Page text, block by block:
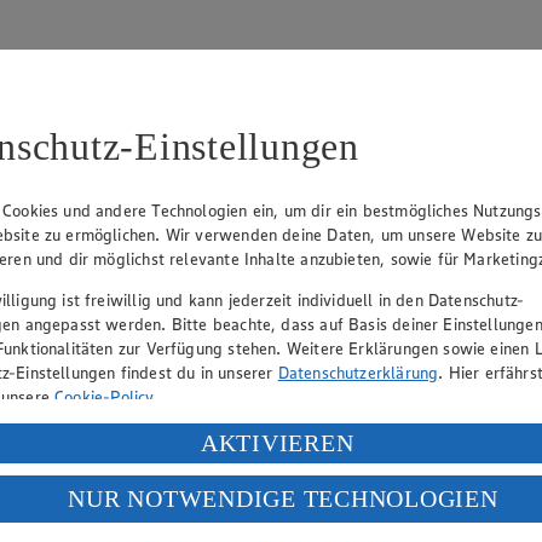
Fickert (Vorstandsmitglied), Jürgen Mäder
gewährt Ihnen jedoch das Recht, den auf dieser Website
und Vervielfältigung von Bildmaterial oder Grafiken aus
verantwortlich. Firma und Anschriften unserer
hin, dass wir nicht an einem Streitbeilegungsverfahren vor einer
Einstellungen
und andere Technologien ein, um dir ein bestmögliches
zu ermöglichen. Wir verwenden deine Daten, um unsere Website zu
und dir möglichst relevante Inhalte anzubieten, sowie für
ist freiwillig und kann jederzeit individuell in den Datenschutz-
angepasst werden. Bitte beachte, dass auf Basis deiner
zur Verfügung stehen. Weitere Erklärungen sowie einen
Einstellungen findest du in unserer Datenschutzerklärung. Hier
Cookie-Policy.
deiner personenbezogenen Daten in den USA durch Facebook und
„Aktivieren“ klickst, willigst du im Sinne des Art. 49 Abs. 1 Satz 1 lit.
Daten in den USA verarbeitet werden. Der EuGH sieht die USA als
europäischen Standards nicht angemessenen Datenschutzniveau an. Es
AKTIVIEREN
NUR NOTWENDIGE TECHNOLOGIEN